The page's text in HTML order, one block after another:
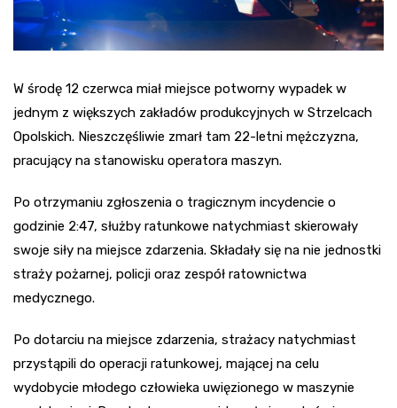
W środę 12 czerwca miał miejsce potworny wypadek w
jednym z większych zakładów produkcyjnych w Strzelcach
Opolskich. Nieszczęśliwie zmarł tam 22-letni mężczyzna,
pracujący na stanowisku operatora maszyn.
Po otrzymaniu zgłoszenia o tragicznym incydencie o
godzinie 2:47, służby ratunkowe natychmiast skierowały
swoje siły na miejsce zdarzenia. Składały się na nie jednostki
straży pożarnej, policji oraz zespół ratownictwa
medycznego.
Po dotarciu na miejsce zdarzenia, strażacy natychmiast
przystąpili do operacji ratunkowej, mającej na celu
wydobycie młodego człowieka uwięzionego w maszynie